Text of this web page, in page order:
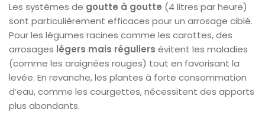
Les systèmes de goutte à goutte (4 litres par heure)
sont particulièrement efficaces pour un arrosage ciblé.
Pour les légumes racines comme les carottes, des
arrosages légers mais réguliers évitent les maladies
(comme les araignées rouges) tout en favorisant la
levée. En revanche, les plantes à forte consommation
d’eau, comme les courgettes, nécessitent des apports
plus abondants.